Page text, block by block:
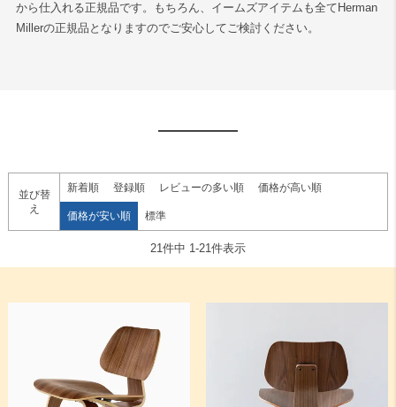
から仕入れる正規品です。もちろん、イームズアイテムも全てHerman
Millerの正規品となりますのでご安心してご検討ください。
並び替
え
新着順 登録順 レビューの多い順 価格が高い順
価格が安い順 標準
21件中 1-21件表示